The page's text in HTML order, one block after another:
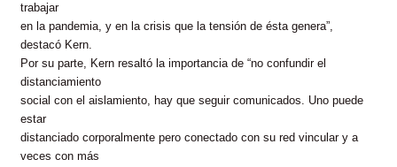
trabajar
en la pandemia, y en la crisis que la tensión de ésta genera”,
destacó Kern.
Por su parte, Kern resaltó la importancia de “no confundir el
distanciamiento
social con el aislamiento, hay que seguir comunicados. Uno puede
estar
distanciado corporalmente pero conectado con su red vincular y a
veces con más